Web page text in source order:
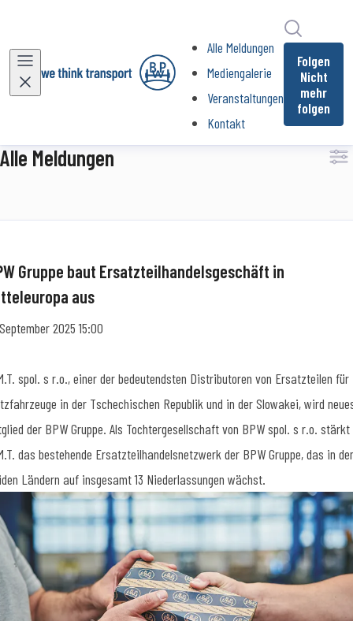
Alle Meldungen (current)
Mediengalerie
Veranstaltungen
Kontakt
Folgen
Nicht
mehr
folgen
Alle Meldungen
Gruppe baut Ersatzteilhandelsgeschäft in
aus
2025 15:00
spol. s r.o., einer der bedeutendsten Distributoren von Ersatzteilen für
in der Tschechischen Republik und in der Slowakei, wird
der BPW Gruppe. Als Tochtergesellschaft von BPW spol. s r.o. stärkt
das bestehende Ersatzteilhandelsnetzwerk der BPW Gruppe, das in
Ländern auf insgesamt 13 Niederlassungen wächst.